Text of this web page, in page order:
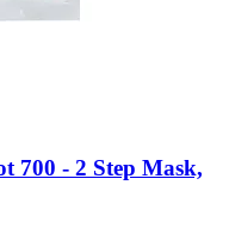
700 -​ 2 Step Mask,